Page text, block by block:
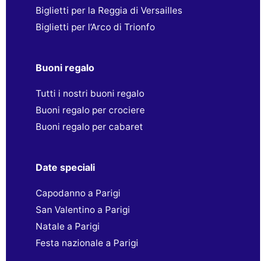
Biglietti per la Reggia di Versailles
Biglietti per l’Arco di Trionfo
Buoni regalo
Tutti i nostri buoni regalo
Buoni regalo per crociere
Buoni regalo per cabaret
Date speciali
Capodanno a Parigi
San Valentino a Parigi
Natale a Parigi
Festa nazionale a Parigi